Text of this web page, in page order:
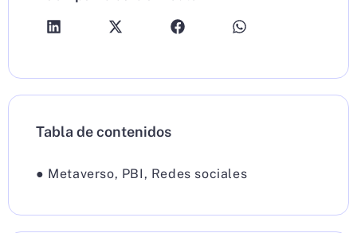
Tabla de contenidos
● Metaverso, PBI , Redes sociales